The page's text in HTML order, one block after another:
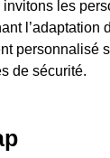
les
l’adaptation
personnalisé
de sécurité.